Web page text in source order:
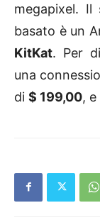
megapixel. Il
basato è un
KitKat. Per
una
di $ 199,00,